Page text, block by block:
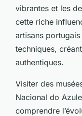
vibrantes et les
cette riche
artisans
techniques,
authentiques.
Visiter des
Nacional do
comprendre